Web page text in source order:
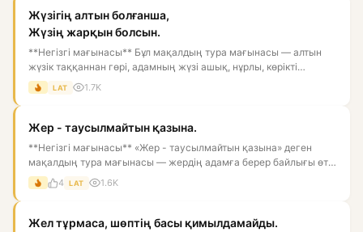
Жүзігің алтын болғанша,
Жүзің жарқын болсын.
**Негізгі мағынасы** Бұл мақалдың тура мағынасы — алтын
жүзік таққаннан гөрі, адамның жүзі ашық, нұрлы, көрікті
болғаны...
LAT 1.7K
Жер - таусылмайтын қазына.
**Негізгі мағынасы** «Жер - таусылмайтын қазына» деген
мақалдың тура мағынасы — жердің адамға берер байлығы өте
көп, он...
4 LAT 1.6K
Жел тұрмаса, шөптің басы қимылдамайды.